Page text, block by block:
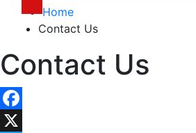
Home
Contact Us
Contact Us
Facebook